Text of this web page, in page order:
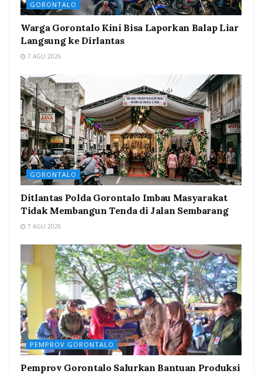
GORONTALO
Warga Gorontalo Kini Bisa Laporkan Balap Liar
Langsung ke Dirlantas
7 AGU 2026
GORONTALO
Ditlantas Polda Gorontalo Imbau Masyarakat
Tidak Membangun Tenda di Jalan Sembarang
7 AGU 2026
PEMPROV GORONTALO
Pemprov Gorontalo Salurkan Bantuan Produksi